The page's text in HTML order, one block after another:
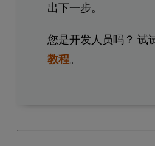
出下一步。
您是开发人员吗？ 试
教程。